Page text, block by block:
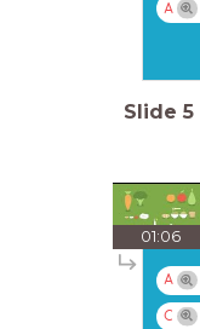
A
Slide 5
01:06
A
C